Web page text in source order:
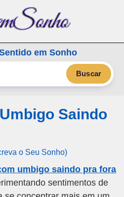
mais em Sonho
Buscar
Saindo
o Seu Sonho)
umbigo saindo pra fora
sentimentos de